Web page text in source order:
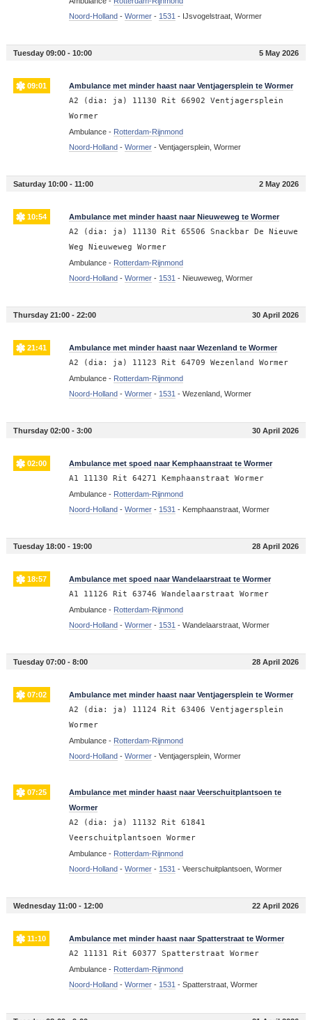
Noord-Holland- Wormer- 1531 - IJsvogelstraat, Wormer
Tuesday 09:00 - 10:00 5 May 2026
09:01 Ambulance met minder haast naar Ventjagersplein te Wormer
A2 (dia: ja) 11130 Rit 66902 Ventjagersplein
Wormer
Ambulance - Rotterdam-Rijnmond
Noord-Holland- Wormer- Ventjagersplein, Wormer
Saturday 10:00 - 11:00 2 May 2026
10:54 Ambulance met minder haast naar Nieuweweg te Wormer
A2 (dia: ja) 11130 Rit 65506 Snackbar De Nieuwe
Weg Nieuweweg Wormer
Ambulance - Rotterdam-Rijnmond
Noord-Holland- Wormer- 1531 - Nieuweweg, Wormer
Thursday 21:00 - 22:00 30 April 2026
21:41 Ambulance met minder haast naar Wezenland te Wormer
A2 (dia: ja) 11123 Rit 64709 Wezenland Wormer
Ambulance - Rotterdam-Rijnmond
Noord-Holland- Wormer- 1531 - Wezenland, Wormer
Thursday 02:00 - 3:00 30 April 2026
02:00 Ambulance met spoed naar Kemphaanstraat te Wormer
A1 11130 Rit 64271 Kemphaanstraat Wormer
Ambulance - Rotterdam-Rijnmond
Noord-Holland- Wormer- 1531 - Kemphaanstraat, Wormer
Tuesday 18:00 - 19:00 28 April 2026
18:57 Ambulance met spoed naar Wandelaarstraat te Wormer
A1 11126 Rit 63746 Wandelaarstraat Wormer
Ambulance - Rotterdam-Rijnmond
Noord-Holland- Wormer- 1531 - Wandelaarstraat, Wormer
Tuesday 07:00 - 8:00 28 April 2026
07:02 Ambulance met minder haast naar Ventjagersplein te Wormer
A2 (dia: ja) 11124 Rit 63406 Ventjagersplein
Wormer
Ambulance - Rotterdam-Rijnmond
Noord-Holland- Wormer- Ventjagersplein, Wormer
07:25
Ambulance met minder haast naar Veerschuitplantsoen te
Wormer
A2 (dia: ja) 11132 Rit 61841
Veerschuitplantsoen Wormer
Ambulance - Rotterdam-Rijnmond
Noord-Holland- Wormer- 1531 - Veerschuitplantsoen, Wormer
Wednesday 11:00 - 12:00 22 April 2026
11:10 Ambulance met minder haast naar Spatterstraat te Wormer
A2 11131 Rit 60377 Spatterstraat Wormer
Ambulance - Rotterdam-Rijnmond
Noord-Holland- Wormer- 1531 - Spatterstraat, Wormer